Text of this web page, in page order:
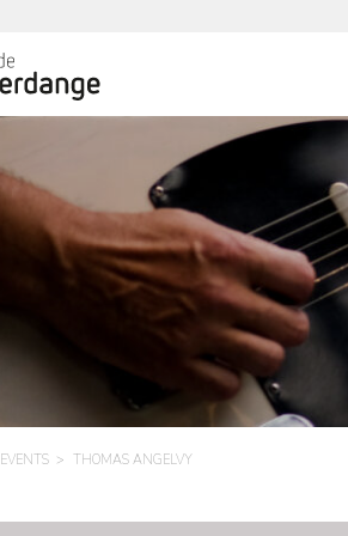
EVENTS THOMAS ANGELVY